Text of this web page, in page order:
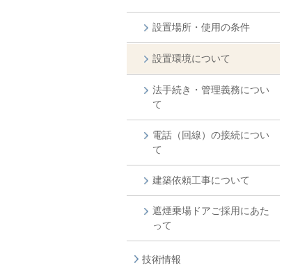
設置場所・使用の条件
設置環境について
法手続き・管理義務につい
て
電話（回線）の接続につい
て
建築依頼工事について
遮煙乗場ドアご採用にあた
って
技術情報